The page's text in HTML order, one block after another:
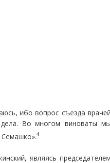
ибо вопрос съезда
дела. Во многом виноваты
4
являясь